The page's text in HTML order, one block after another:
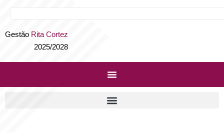
Gestão Rita Cortez
2025/2028